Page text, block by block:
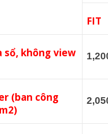
FIT
sổ, không view
(ban công